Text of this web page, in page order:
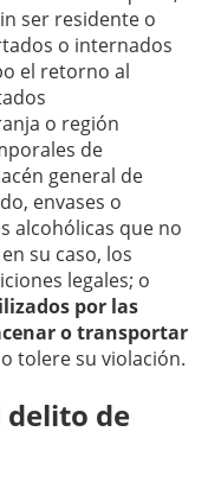
ser residente o
o internados
el retorno al
o región
de
general de
envases o
alcohólicas que no
su caso, los
legales; o
por las
o transportar
tolere su violación.
delito de